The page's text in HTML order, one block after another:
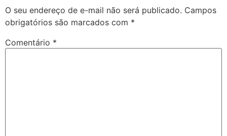
O seu endereço de e-mail não será publicado. Campos
obrigatórios são marcados com *
Comentário *